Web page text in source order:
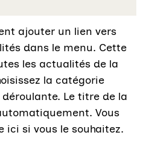
ajouter un lien vers
dans le menu. Cette
les actualités de la
la catégorie
Le titre de la
Vous
ici si vous le souhaitez.